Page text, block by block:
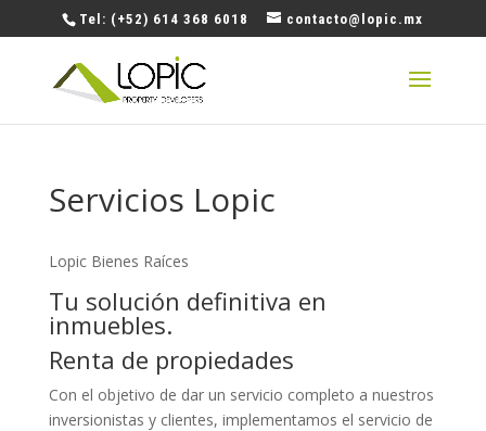
Tel: (+52) 614 368 6018 contacto@lopic.mx
Servicios Lopic
Lopic Bienes Raíces
Tu solución definitiva en
inmuebles.
Renta de propiedades
Con el objetivo de dar un servicio completo a nuestros
inversionistas y clientes, implementamos el servicio de